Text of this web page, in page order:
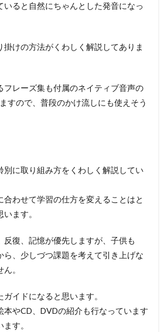
いると自然にちゃんとした発音になっ
掛けの方法がくわしく解説してありま
フレーズ集も付属のネイティブ音声の
すので、普段のかけ流しにも使えそう
別に取り組み方をくわしく解説してい
合わせて学習の仕方を変えることはと
ます。
反復、記憶が優先しますが、子供も
ら、少しづつ課題を考えて引き上げな
。
イドになると思います。
本やCD、DVDの紹介も行なっています
す。